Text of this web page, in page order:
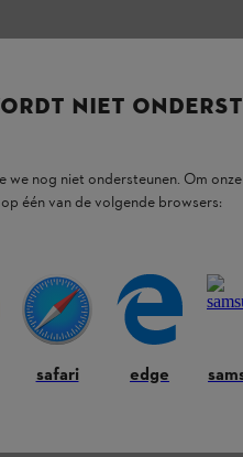
NIET
we nog niet ondersteunen. Om
één van de volgende browsers:
safari edge